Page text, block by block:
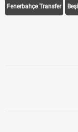
Fenerbahçe Transfer